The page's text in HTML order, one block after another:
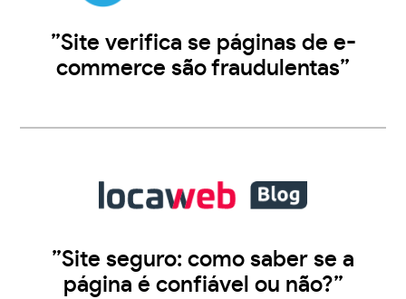
”Site verifica se páginas de e-
commerce são fraudulentas”
”Site seguro: como saber se a
página é confiável ou não?”